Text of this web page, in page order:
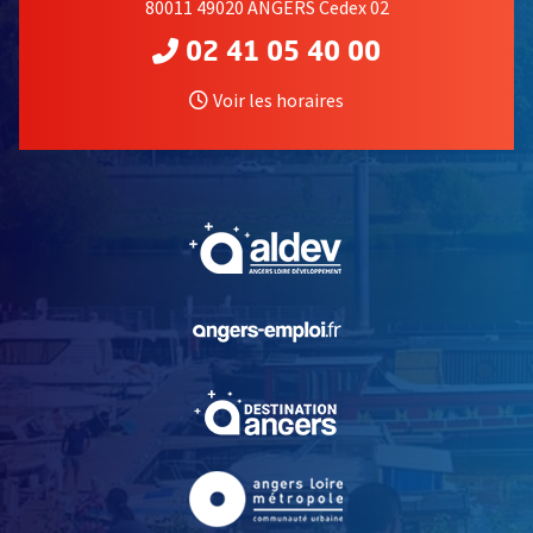
80011 49020 ANGERS Cedex 02
02 41 05 40 00
Voir les horaires
, Ouvre une nouvelle
, Ouvre une nouvelle